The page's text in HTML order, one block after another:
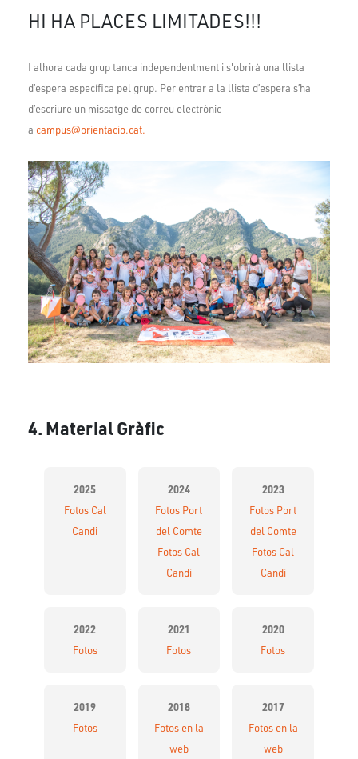
HI HA PLACES LIMITADES!!!
I alhora cada grup tanca independentment i s'obrirà una llista
d’espera específica pel grup. Per entrar a la llista d’espera s’ha
d’escriure un missatge de correu electrònic
a campus@orientacio.cat.
4. Material Gràfic
2025
Fotos Cal
Candi
2024
Fotos Port
del Comte
Fotos Cal
Candi
2023
Fotos Port
del Comte
Fotos Cal
Candi
2022
Fotos
2021
Fotos
2020
Fotos
2019
Fotos
2018
Fotos en la
web
2017
Fotos en la
web